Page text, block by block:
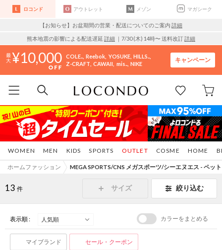
ロコンド アウトレット メゾン マガシーク
【お知らせ】お盆期間の営業・配送についてのご案内 詳細
熊本地震の影響による配送遅延 詳細 ｜7/30 (木) 14時〜 送料改訂詳細
10,000 COLE.. Reebok YOSUKE HILLS..
Z-CRAFT CAWAII mis.. NIKE
キャンペーン
WOMEN MEN KIDS SPORTS COSME HOME
OUTLET
ホームファッション MEGA SPORTS/CNS メガスポーツ/シーエヌエス - ペッ
13 件 サイズ 絞り込む
表示順 : カラーをまとめる
マイブランド セール・クーポン